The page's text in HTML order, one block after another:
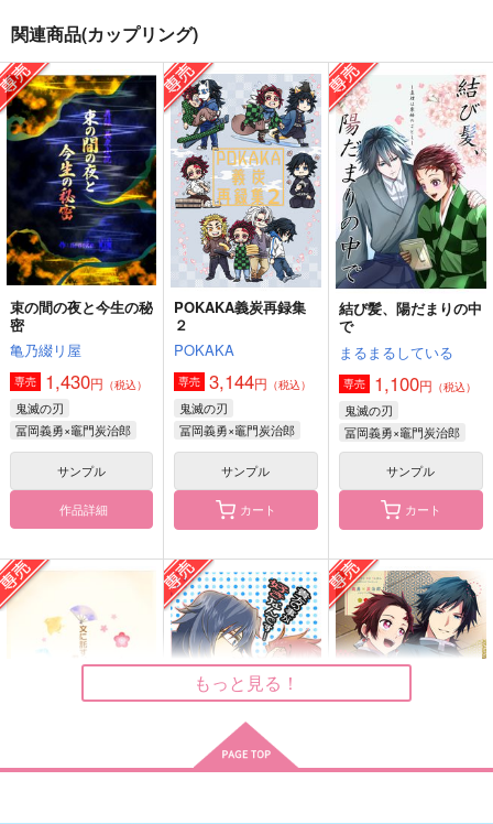
POKAKA義炭WEB再
録集４
POKAKA
2,200円（税込）
冨岡義勇×竈門炭治郎
サンプル
作品詳細
夜明けはとなりの方が
いい
くりかぼちゃ
787円（税込）
冨岡義勇×竈門炭治郎
サンプル
作品詳細
愛の言葉の代わりに
御手を拝借
1,572円（税込）
冨岡義勇×竈門炭治郎
サンプル
作品詳細
ぎゆわんと暮らす方法
まるまるしている
円（税込）
冨岡義勇×竈門炭治郎
POKAKA義炭再録集
(再販版)
POKAKA
3,144円（税込）
冨岡義勇×竈門炭治郎
作品詳細
願掛けの髪
まるまるしている
787円（税込）
冨岡義勇×竈門炭治郎
関連商品(カップリング)
束の間の夜と今生の秘
密
亀乃綴リ屋
専売 1,430円 （税込）
鬼滅の刃
冨岡義勇×竈門炭治郎
サンプル
作品詳細
POKAKA義炭再録集
２
POKAKA
専売 3,144円 （税込）
鬼滅の刃
冨岡義勇×竈門炭治郎
サンプル
カート
結び髪、陽だまりの中
で
まるまるしている
専売 1,100円 （税込）
鬼滅の刃
冨岡義勇×竈門炭治郎
サンプル
カート
もっと見る！